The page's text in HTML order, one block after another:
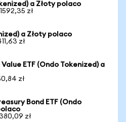
a Złoty polaco
zł
a Złoty polaco
zł
ETF (Ondo Tokenized) a
zł
Bond ETF (Ondo
zł